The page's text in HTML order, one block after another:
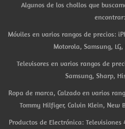
Algunos de los chollos que
encontrar:
Móviles en varios rangos de precios:
Motorola, Samsung,
Televisores en varios rangos de
Samsung, Sharp,
Ropa de marca, Calzado en varios
Tommy Hilfiger, Calvin Klein, New
Productos de Electrónica: